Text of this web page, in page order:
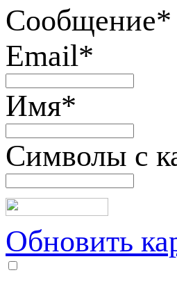
Сообщение*
Email*
Имя*
Символы с
Обновить